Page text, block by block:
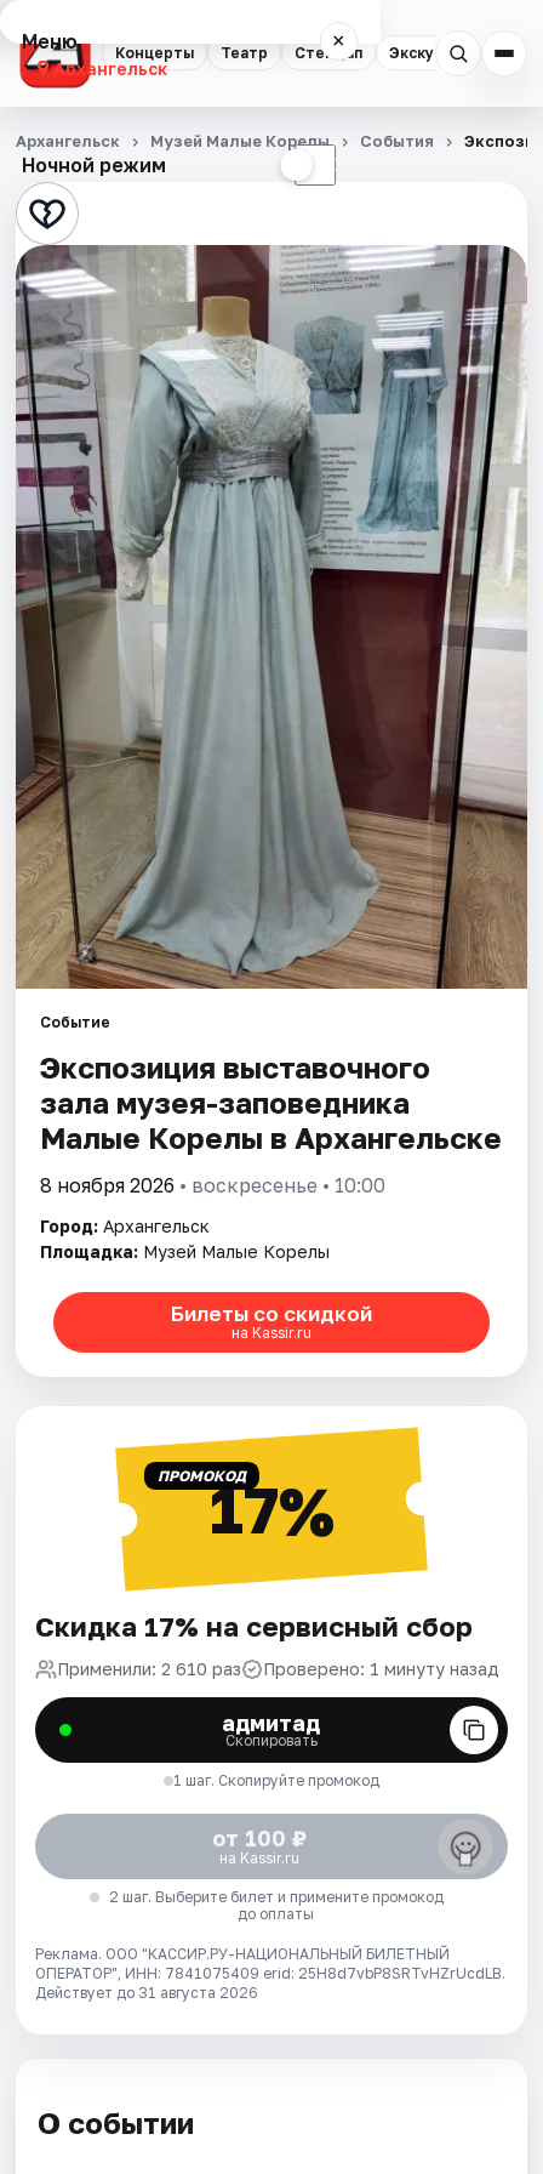
Концерты Театр Стендап Экскурсии
Меню ×
Архангельск
Концерты
Театр
Стендап
Экскурсии
Спорт
События
Города
Площадки
Артисты
Рейтинги
Ночной режим ☾
Архангельск Музей Малые Корелы События
Событие
Экспозиция выставочного
зала музея-заповедника
Малые Корелы в Архангельске
8 ноября 2026 • воскресенье • 10:00
Город: Архангельск
Площадка: Музей Малые Корелы
Билеты со скидкой
на Kassir.ru
ПРОМОКОД17%
Скидка 17% на сервисный сбор
Применили: 2 610 раз Проверено: 1 минуту назад
адмитад
Скопировать
1 шаг. Скопируйте промокод
от 100 ₽
на Kassir.ru
2 шаг. Выберите билет и примените промокод
до оплаты
Реклама. ООО "КАССИР.РУ-НАЦИОНАЛЬНЫЙ БИЛЕТНЫЙ
ОПЕРАТОР", ИНН: 7841075409 erid: 25H8d7vbP8SRTvHZrUcdLB.
Действует до 31 августа 2026
О событии